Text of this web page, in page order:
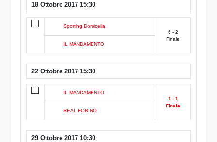
18 Ottobre 2017 15:30
Sporting Domicella
IL MANDAMENTO
6 - 2
Finale
22 Ottobre 2017 15:30
IL MANDAMENTO
REAL FORINO
1 - 1
Finale
29 Ottobre 2017 10:30